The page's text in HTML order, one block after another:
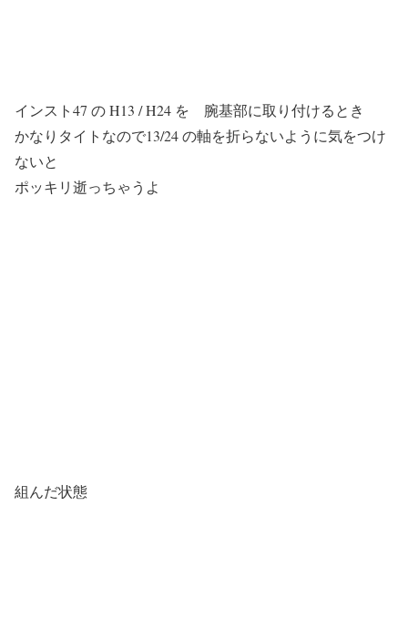
インスト47 の H13 / H24 を 腕基部に取り付けるとき
かなりタイトなので13/24 の軸を折らないように気をつけ
ないと
ポッキリ逝っちゃうよ
組んだ状態